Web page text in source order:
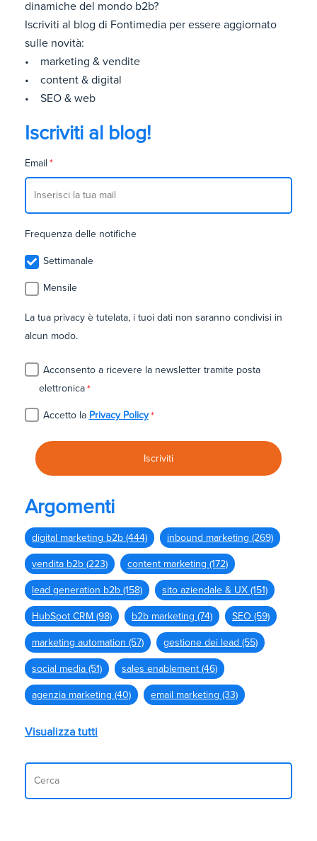
dinamiche del mondo b2b?
Iscriviti al blog di Fontimedia per essere aggiornato
sulle novità:
• marketing & vendite
• content & digital
• SEO & web
Iscriviti al blog!
Email *
Frequenza delle notifiche
Settimanale
Mensile
La tua privacy è tutelata, i tuoi dati non saranno condivisi in
alcun modo.
Acconsento a ricevere la newsletter tramite posta
elettronica*
Accetto la Privacy Policy *
Argomenti
digital marketing b2b (444) inbound marketing (269)
vendita b2b (223) content marketing (172)
lead generation b2b (158) sito aziendale & UX (151)
HubSpot CRM (98) b2b marketing (74) SEO (59)
marketing automation (57) gestione dei lead (55)
social media (51) sales enablement (46)
agenzia marketing (40) email marketing (33)
Visualizza tutti